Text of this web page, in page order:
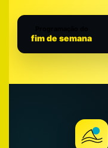
fim de semana